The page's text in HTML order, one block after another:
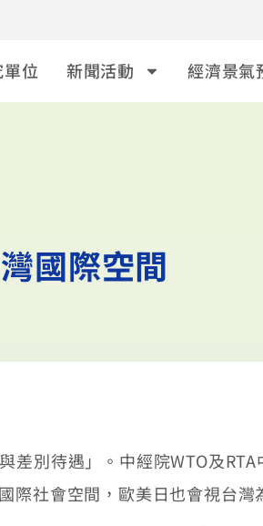
位 新聞活動 經濟景氣
國際空間
別待遇」。中經院WTO及RTA
社會空間，歐美日也會視台灣